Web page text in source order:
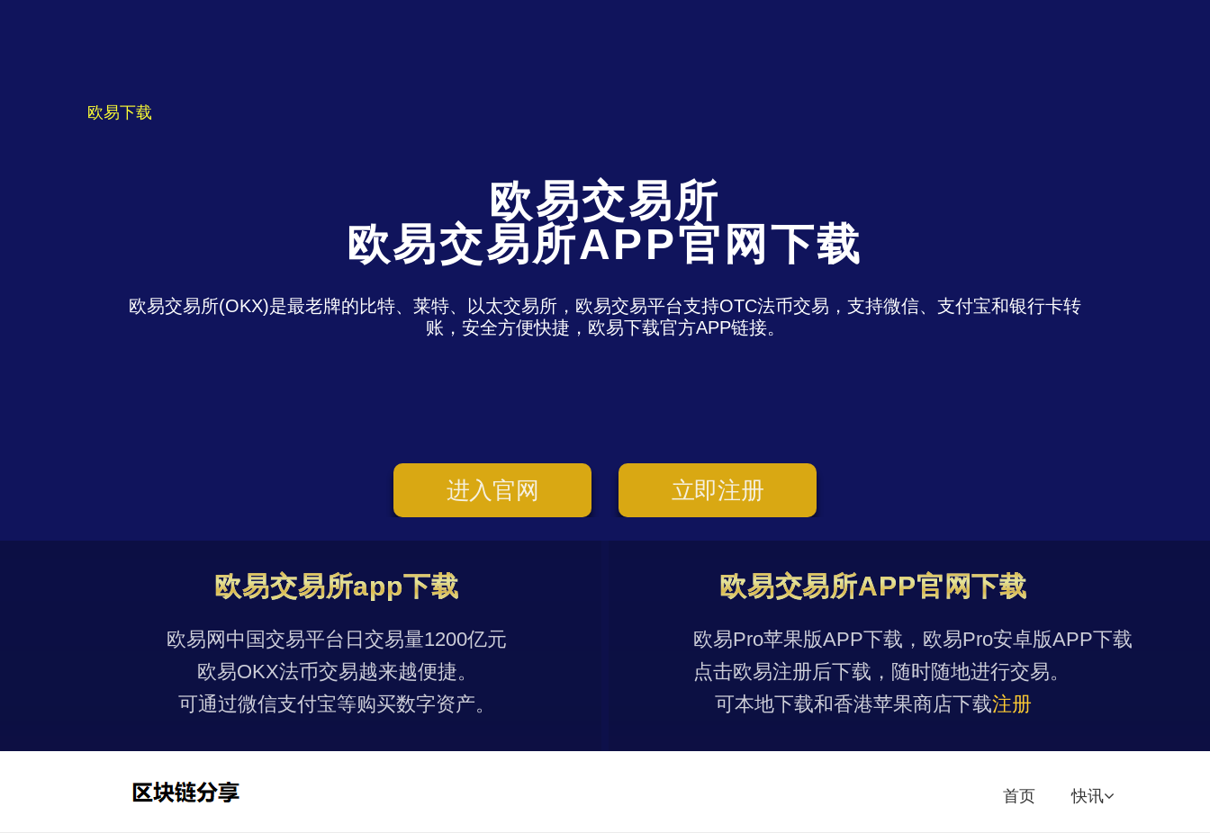
欧易下载
欧易交易所
欧易交易所APP官网下载
欧易交易所(OKX)是最老牌的比特、莱特、以太交易所，欧易交易平台支持OTC法币交易，支持微信、支付宝和银行卡转
账，安全方便快捷，欧易下载官方APP链接。
进入官网 立即注册
欧易交易所app下载
欧易网中国交易平台日交易量1200亿元
欧易OKX法币交易越来越便捷。
可通过微信支付宝等购买数字资产。
欧易交易所APP官网下载
欧易Pro苹果版APP下载，欧易Pro安卓版APP下载
点击欧易注册后下载，随时随地进行交易。
可本地下载和香港苹果商店下载注册
首页 快讯